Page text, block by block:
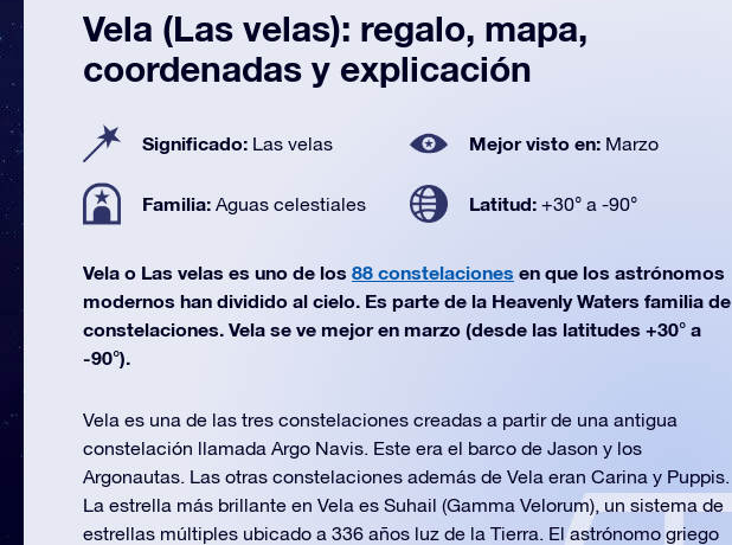
Vela (Las velas): regalo, mapa,
coordenadas y explicación
Significado: Las velas Mejor visto en: Marzo
Familia: Aguas celestiales Latitud: +30° a -90°
Vela o Las velas es uno de los 88 constelaciones en que los astrónomos
modernos han dividido al cielo. Es parte de la Heavenly Waters familia de
constelaciones. Vela se ve mejor en marzo (desde las latitudes +30° a
-90°).
Vela es una de las tres constelaciones creadas a partir de una antigua
constelación llamada Argo Navis. Este era el barco de Jason y los
Argonautas. Las otras constelaciones además de Vela eran Carina y Puppis.
La estrella más brillante en Vela es Suhail (Gamma Velorum), un sistema de
estrellas múltiples ubicado a 336 años luz de la Tierra. El astrónomo griego